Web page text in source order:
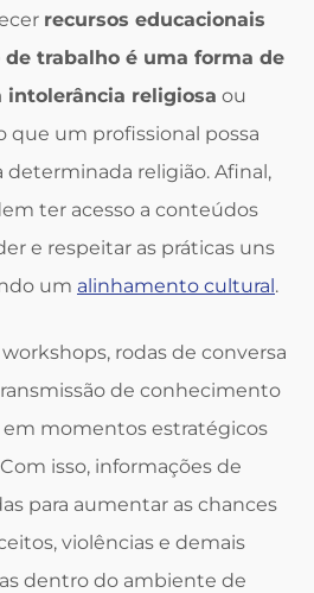
recursos educacionais
trabalho é uma forma de
intolerância religiosa ou
que um profissional possa
religião. Afinal,
ter acesso a conteúdos
e respeitar as práticas uns
um alinhamento cultural.
rodas de conversa
de conhecimento
momentos estratégicos
isso, informações de
para aumentar as chances
violências e demais
dentro do ambiente de